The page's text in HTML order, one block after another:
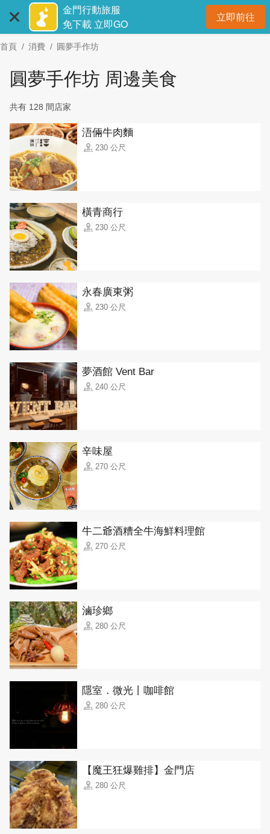
主
要
金門行動旅服
免下載 立即GO
立即前往開
首頁 消費 圓夢手作坊
圓夢手作坊 周邊美食
共有 128 間店家
浯倆牛肉麵
230 公尺
橫青商行
230 公尺
永春廣東粥
230 公尺
夢酒館 Vent Bar
240 公尺
辛味屋
270 公尺
牛二爺酒糟全牛海鮮料理館
270 公尺
滷珍鄉
280 公尺
隱室．微光丨咖啡館
280 公尺
【魔王狂爆雞排】金門店
280 公尺